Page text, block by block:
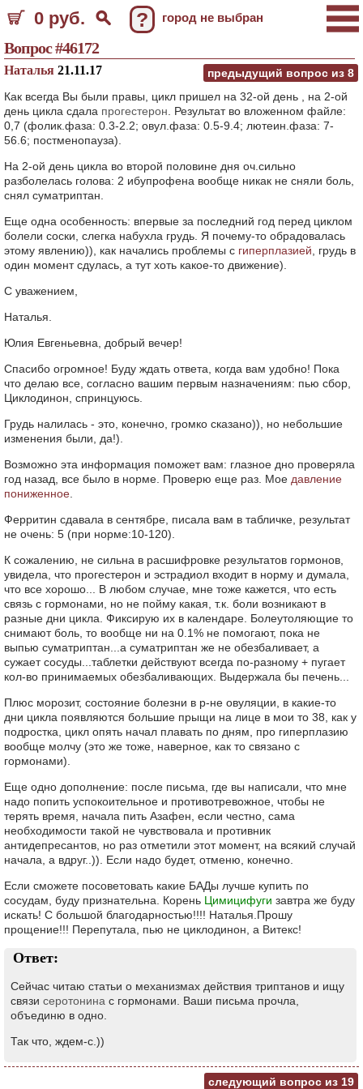
0 руб. ? город не выбран
Вопрос #46172
предыдущий вопрос из 8
Наталья 21.11.17
Как всегда Вы были правы, цикл пришел на 32-ой день , на 2-ой
день цикла сдала прогестерон . Результат во вложенном файле:
0,7 (фолик.фаза: 0.3-2.2; овул.фаза: 0.5-9.4; лютеин.фаза: 7-
56.6; постменопауза).
На 2-ой день цикла во второй половине дня оч.сильно
разболелась голова: 2 ибупрофена вообще никак не сняли боль,
снял суматриптан.
Еще одна особенность: впервые за последний год перед циклом
болели соски, слегка набухла грудь. Я почему-то обрадовалась
этому явлению)), как начались проблемы с гиперплазией , грудь в
один момент сдулась, а тут хоть какое-то движение).
С уважением,
Наталья.
Юлия Евгеньевна, добрый вечер!
Спасибо огромное! Буду ждать ответа, когда вам удобно! Пока
что делаю все, согласно вашим первым назначениям: пью сбор,
Циклодинон, спринцуюсь.
Грудь налилась - это, конечно, громко сказано)), но небольшие
изменения были, да!).
Возможно эта информация поможет вам: глазное дно проверяла
год назад, все было в норме. Проверю еще раз. Мое давление
пониженное
Ферритин сдавала в сентябре, писала вам в табличке, результат
не очень: 5 (при норме:10-120).
К сожалению, не сильна в расшифровке результатов гормонов,
увидела, что прогестерон и эстрадиол входит в норму и думала,
что все хорошо... В любом случае, мне тоже кажется, что есть
связь с гормонами, но не пойму какая, т.к. боли возникают в
разные дни цикла. Фиксирую их в календаре. Болеутоляющие то
снимают боль, то вообще ни на 0.1% не помогают, пока не
выпью суматриптан...а суматриптан же не обезбаливает, а
сужает сосуды...таблетки действуют всегда по-разному + пугает
кол-во принимаемых обезбаливающих. Выдержала бы печень...
Плюс морозит, состояние болезни в р-не овуляции, в какие-то
дни цикла появляются большие прыщи на лице в мои то 38, как у
подростка, цикл опять начал плавать по дням, про гиперплазию
вообще молчу (это же тоже, наверное, как то связано с
гормонами).
Еще одно дополнение: после письма, где вы написали, что мне
надо попить успокоительное и противотревожное, чтобы не
терять время, начала пить Азафен, если честно, сама
необходимости такой не чувствовала и противник
антидепресантов, но раз отметили этот момент, на всякий случай
начала, а вдруг..)). Если надо будет, отменю, конечно.
Если сможете посоветовать какие БАДы лучше купить по
сосудам, буду признательна. Корень Цимицифуги завтра же буду
искать! С большой благодарностью!!!! Наталья.Прошу
прощение!!! Перепутала, пью не циклодинон, а Витекс!
Ответ:
Сейчас читаю статьи о механизмах действия триптанов и ищу
связи серотонина с гормонами. Ваши письма прочла,
объединю в одно.
Так что, ждем-с.))
следующий вопрос из 19